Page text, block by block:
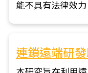
能不具有法律效力
連鎖遠端研